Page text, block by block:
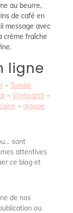
au beurre,
de café en
message avec
crème fraîche
ligne
– Tumblr
– Weheartit–
– groupe
sont
attentives
ce blog et
de nos
ou